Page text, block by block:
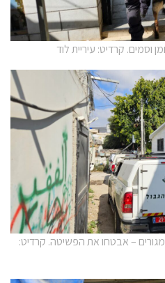
וסמים. קרדיט: עיריית לוד
– אבטחו את הפשיטה. קרדיט: